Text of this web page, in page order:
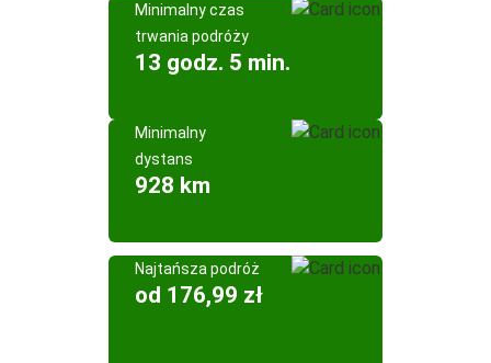
Minimalny czas
trwania podróży
13 godz. 5 min.
Minimalny
dystans
928 km
Najtańsza podróż
od 176,99 zł